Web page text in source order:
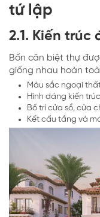
tứ lập
2.1. Kiến trúc
Bốn căn biệt thự
giống nhau hoàn
Màu sắc ngoại
Hình dáng kiến trúc
Bố trí cửa sổ, cửa
Kết cấu tầng và